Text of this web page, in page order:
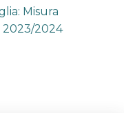
Misura
2023/2024